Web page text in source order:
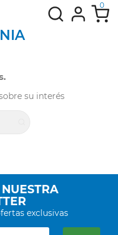
0
su interés
exclusivas